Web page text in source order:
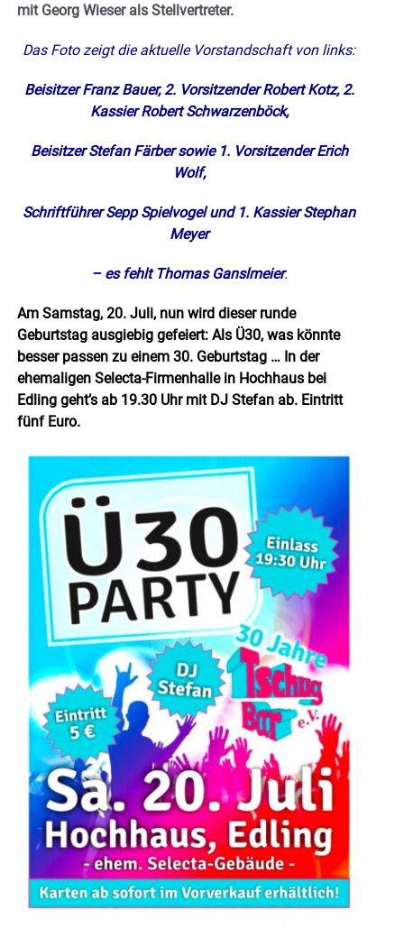
mit Georg Wieser als Stellvertreter.
Das Foto zeigt die aktuelle Vorstandschaft von links:
Beisitzer Franz Bauer, 2. Vorsitzender Robert Kotz, 2.
Kassier Robert Schwarzenböck,
Beisitzer Stefan Färber sowie 1. Vorsitzender Erich
Wolf,
Schriftführer Sepp Spielvogel und 1. Kassier Stephan
Meyer
– es fehlt Thomas Ganslmeier.
Am Samstag, 20. Juli, nun wird dieser runde
Geburtstag ausgiebig gefeiert: Als Ü30, was könnte
besser passen zu einem 30. Geburtstag … In der
ehemaligen Selecta-Firmenhalle in Hochhaus bei
Edling geht’s ab 19.30 Uhr mit DJ Stefan ab. Eintritt
fünf Euro.